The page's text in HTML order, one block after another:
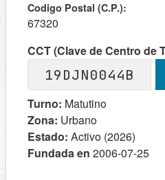
Codigo Postal (C.P.):
67320
CCT (Clave de Centro de
19DJN0044B
Turno: Matutino
Zona: Urbano
Estado: Activo (2026)
Fundada en 2006-07-25